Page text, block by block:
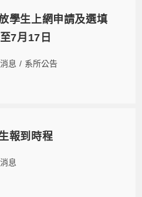
學生上網申請及選填
7月17日
息 / 系所公告
報到時程
息